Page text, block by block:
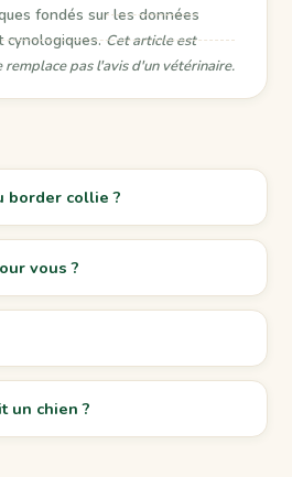
fondés sur les données
cynologiques.Cet article est
pas l'avis d'un vétérinaire.
border collie ?
vous ?
un chien ?